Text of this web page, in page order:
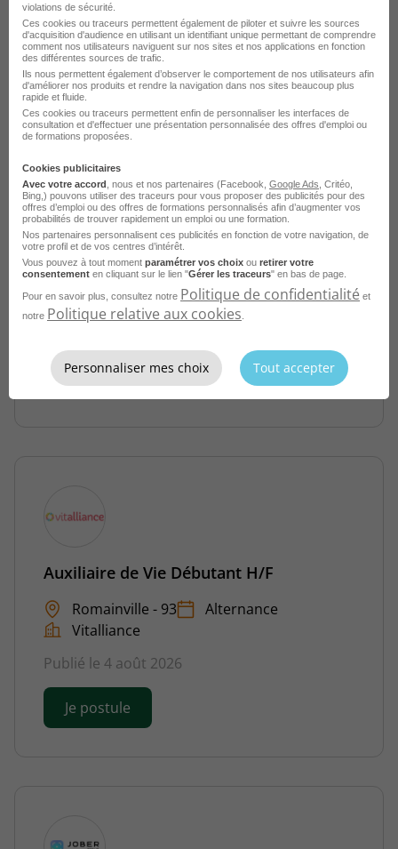
Publié le 4 août 2026
Je postule
Aide a Domicile H/F
Romainville - 93 CDI
Vitalliance
Je postule
Auxiliaire de Vie Débutant H/F
Romainville - 93
Alternance
Vitalliance
Publié le 4 août 2026
Je postule
violations de sécurité.
Ces cookies ou traceurs permettent également de piloter et suivre les sources
d'acquisition d'audience en utilisant un identifiant unique permettant de comprendre
comment nos utilisateurs naviguent sur nos sites et nos applications en fonction
des différentes sources de trafic.
Ils nous permettent également d’observer le comportement de nos utilisateurs afin
d'améliorer nos produits et rendre la navigation dans nos sites beaucoup plus
rapide et fluide.
Ces cookies ou traceurs permettent enfin de personnaliser les interfaces de
consultation et d'effectuer une présentation personnalisée des offres d'emploi ou
de formations proposées.
Cookies publicitaires
Avec votre accord , nous et nos partenaires (Facebook, Google Ads , Critéo,
Bing,) pouvons utiliser des traceurs pour vous proposer des publicités pour des
offres d’emploi ou des offres de formations personnalisés afin d’augmenter vos
probabilités de trouver rapidement un emploi ou une formation.
Nos partenaires personnalisent ces publicités en fonction de votre navigation, de
votre profil et de vos centres d’intérêt.
Vous pouvez à tout moment paramétrer vos choix ou retirer votre
consentement en cliquant sur le lien "Gérer les traceurs" en bas de page.
Pour en savoir plus, consultez notre Politique de confidentialité et
notre Politique relative aux cookies
Personnaliser mes choix Tout accepter